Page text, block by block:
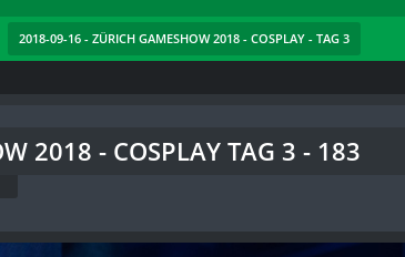
2018-09-16 - ZÜRICH GAMESHOW 2018 - COSPLAY - TAG 3
2018 - COSPLAY TAG 3 - 183